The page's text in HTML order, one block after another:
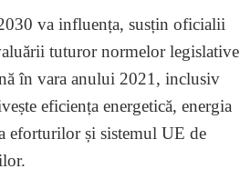
va influența, susțin oficialii
tuturor normelor legislative
în vara anului 2021, inclusiv
eficiența energetică, energia
eforturilor și sistemul UE de